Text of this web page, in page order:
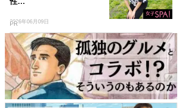
2026年06月09日
PR